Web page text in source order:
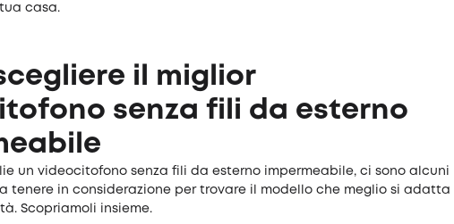
casa.
il miglior
senza fili da esterno
un videocitofono senza fili da esterno impermeabile, ci sono alcuni
tenere in considerazione per trovare il modello che meglio si adatta
Scopriamoli insieme.